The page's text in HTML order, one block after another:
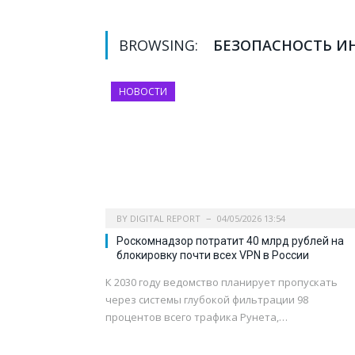
BROWSING: БЕЗОПАСНОСТЬ
НОВОСТИ
BY DIGITAL REPORT 04/05/2026 13:54
Роскомнадзор потратит 40 млрд рублей на
блокировку почти всех VPN в России
К 2030 году ведомство планирует пропускать
через системы глубокой фильтрации 98
процентов всего трафика Рунета,…